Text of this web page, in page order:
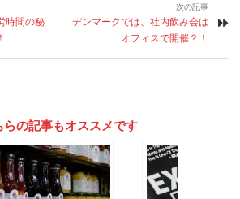
時間の秘
次の記事
デンマークでは、社内飲み会は
オフィスで開催？！
らの記事もオススメです